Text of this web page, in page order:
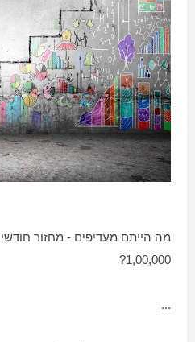
1,00,000?
...